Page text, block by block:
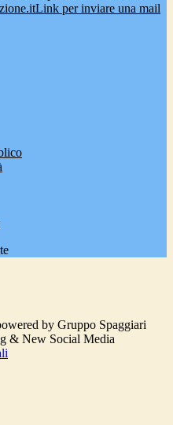
Link per inviare una mail
by Gruppo Spaggiari
& New Social Media